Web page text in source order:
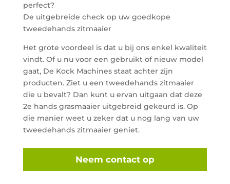
perfect?
De uitgebreide check op uw goedkope
tweedehands zitmaaier
Het grote voordeel is dat u bij ons enkel kwaliteit
vindt. Of u nu voor een gebruikt of nieuw model
gaat, De Kock Machines staat achter zijn
producten. Ziet u een tweedehands zitmaaier
die u bevalt? Dan kunt u ervan uitgaan dat deze
2e hands grasmaaier uitgebreid gekeurd is. Op
die manier weet u zeker dat u nog lang van uw
tweedehands zitmaaier geniet.
Neem contact op